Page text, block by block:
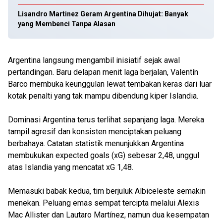
Lisandro Martinez Geram Argentina Dihujat: Banyak
yang Membenci Tanpa Alasan
Argentina langsung mengambil inisiatif sejak awal
pertandingan. Baru delapan menit laga berjalan, Valentín
Barco membuka keunggulan lewat tembakan keras dari luar
kotak penalti yang tak mampu dibendung kiper Islandia.
Dominasi Argentina terus terlihat sepanjang laga. Mereka
tampil agresif dan konsisten menciptakan peluang
berbahaya. Catatan statistik menunjukkan Argentina
membukukan expected goals (xG) sebesar 2,48, unggul
atas Islandia yang mencatat xG 1,48.
Memasuki babak kedua, tim berjuluk Albiceleste semakin
menekan. Peluang emas sempat tercipta melalui Alexis
Mac Allister dan Lautaro Martínez, namun dua kesempatan